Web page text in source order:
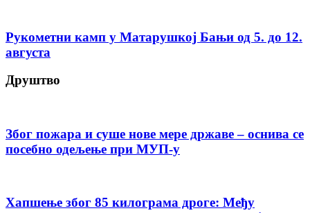
Рукометни камп у Матарушкој Бањи од 5. до 12.
августа
Друштво
Због пожара и суше нове мере државе – оснива се
посебно одељење при МУП-у
Хапшење због 85 килограма дроге: Међу